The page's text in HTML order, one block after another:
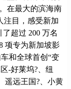
在最大的滨海南
注目，感受新加
了超过 200 万名
项专为新加坡影
和全球首创“变
-好莱坞?、纽
遥远王国?、小黄